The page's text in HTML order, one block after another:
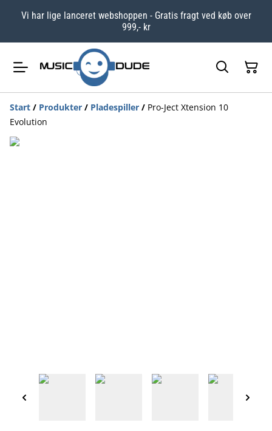
Vi har lige lanceret webshoppen - Gratis fragt ved køb over
999,- kr
Start / Produkter / Pladespiller / Pro-Ject Xtension 10
Evolution